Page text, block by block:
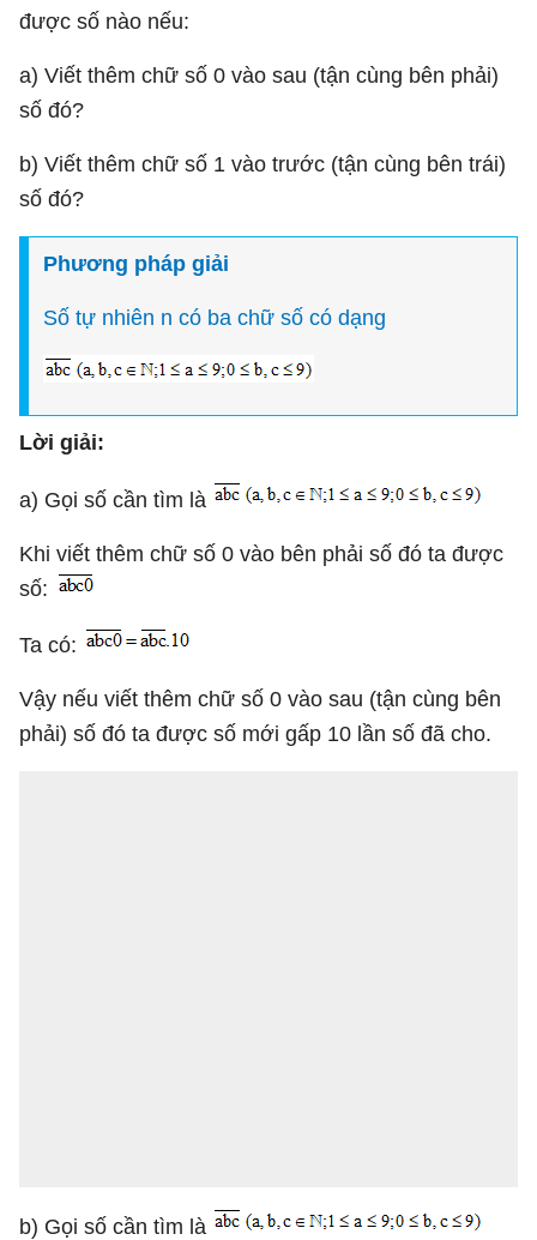
được số nào nếu:
a) Viết thêm chữ số 0 vào sau (tận cùng bên phải)
số đó?
b) Viết thêm chữ số 1 vào trước (tận cùng bên trái)
số đó?
Phương pháp giải
Số tự nhiên n có ba chữ số có dạng
Lời giải:
a) Gọi số cần tìm là
Khi viết thêm chữ số 0 vào bên phải số đó ta được
số:
Ta có:
Vậy nếu viết thêm chữ số 0 vào sau (tận cùng bên
phải) số đó ta được số mới gấp 10 lần số đã cho.
b) Gọi số cần tìm là